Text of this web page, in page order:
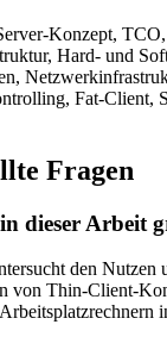
Konzept,
Hard- und
Fat-Client,
Fragen
dieser Arbeit
den Nutzen
von Thin-Client-